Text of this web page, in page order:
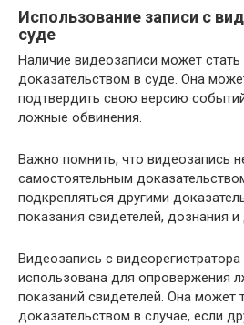
Использование записи с
суде
Наличие видеозаписи может
доказательством в суде. Она
подтвердить свою версию
ложные обвинения.
Важно помнить, что видеозапись
самостоятельным
подкрепляться другими
показания свидетелей, дознания и
Видеозапись с
использована для опровержения
показаний свидетелей. Она может
доказательством в случае, если